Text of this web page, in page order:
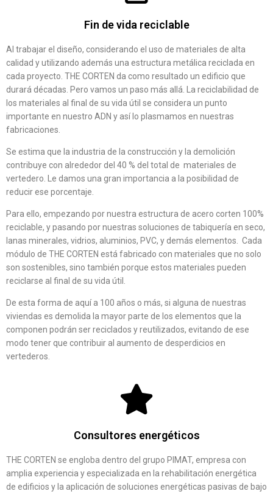
Fin de vida reciclable
Al trabajar el diseño, considerando el uso de materiales de alta
calidad y utilizando además una estructura metálica reciclada en
cada proyecto. THE CORTEN da como resultado un edificio que
durará décadas. Pero vamos un paso más allá. La reciclabilidad de
los materiales al final de su vida útil se considera un punto
importante en nuestro ADN y así lo plasmamos en nuestras
fabricaciones.
Se estima que la industria de la construcción y la demolición
contribuye con alrededor del 40 % del total de materiales de
vertedero. Le damos una gran importancia a la posibilidad de
reducir ese porcentaje.
Para ello, empezando por nuestra estructura de acero corten 100%
reciclable, y pasando por nuestras soluciones de tabiquería en seco,
lanas minerales, vidrios, aluminios, PVC, y demás elementos. Cada
módulo de THE CORTEN está fabricado con materiales que no solo
son sostenibles, sino también porque estos materiales pueden
reciclarse al final de su vida útil.
De esta forma de aquí a 100 años o más, si alguna de nuestras
viviendas es demolida la mayor parte de los elementos que la
componen podrán ser reciclados y reutilizados, evitando de ese
modo tener que contribuir al aumento de desperdicios en
vertederos.
Consultores energéticos
THE CORTEN se engloba dentro del grupo PIMAT, empresa con
amplia experiencia y especializada en la rehabilitación energética
de edificios y la aplicación de soluciones energéticas pasivas de bajo